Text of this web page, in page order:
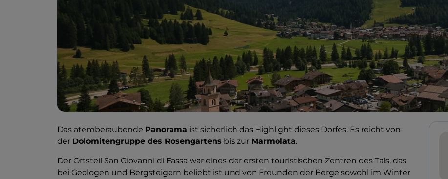
Das atemberaubende Panorama ist sicherlich das Highlight dieses Dorfes. Es reicht von
der Dolomitengruppe des Rosengartens bis zur Marmolata.
Der Ortsteil San Giovanni di Fassa war eines der ersten touristischen Zentren des Tals, das
bei Geologen und Bergsteigern beliebt ist und von Freunden der Berge sowohl im Winter